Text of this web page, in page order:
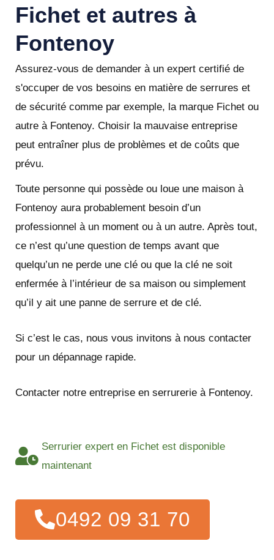
Fichet et autres à
Fontenoy
Assurez-vous de demander à un expert certifié de
s'occuper de vos besoins en matière de serrures et
de sécurité comme par exemple, la marque Fichet ou
autre à Fontenoy. Choisir la mauvaise entreprise
peut entraîner plus de problèmes et de coûts que
prévu.
Toute personne qui possède ou loue une maison à
Fontenoy aura probablement besoin d’un
professionnel à un moment ou à un autre. Après tout,
ce n’est qu’une question de temps avant que
quelqu’un ne perde une clé ou que la clé ne soit
enfermée à l’intérieur de sa maison ou simplement
qu’il y ait une panne de serrure et de clé.
Si c’est le cas, nous vous invitons à nous contacter
pour un dépannage rapide.
Contacter notre entreprise en serrurerie à Fontenoy.
Serrurier expert en Fichet est disponible
maintenant
0492 09 31 70